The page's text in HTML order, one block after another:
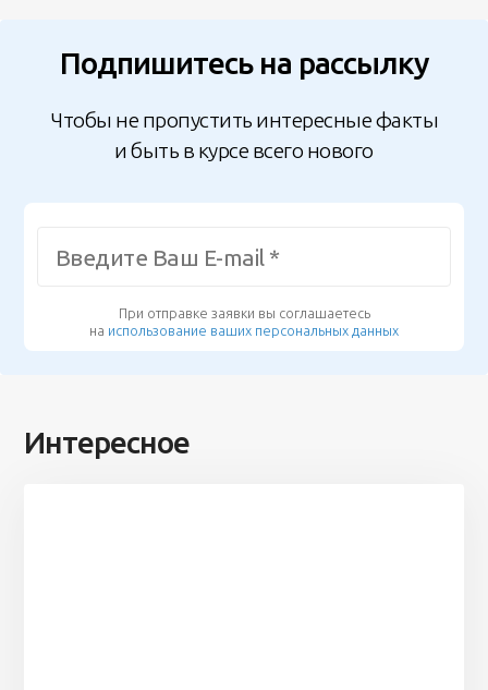
Подпишитесь на рассылку
Чтобы не пропустить интересные факты
и быть в курсе всего нового
При отправке заявки вы соглашаетесь
на использование ваших персональных данных
Интересное